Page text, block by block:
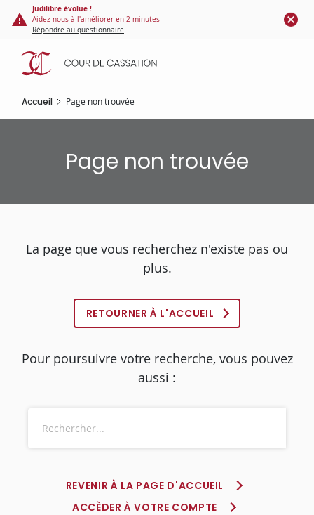
Panneau de gestion des cookies
contenu
principal
Judilibre évolue !
Aidez-nous à l'améliorer en 2 minutes
Répondre au questionnaire
Accueil Page non trouvée
Page non trouvée
La page que vous recherchez n'existe pas ou
plus.
RETOURNER À L'ACCUEIL
Pour poursuivre votre recherche, vous pouvez
aussi :
REVENIR À LA PAGE D'ACCUEIL
ACCÈDER À VOTRE COMPTE